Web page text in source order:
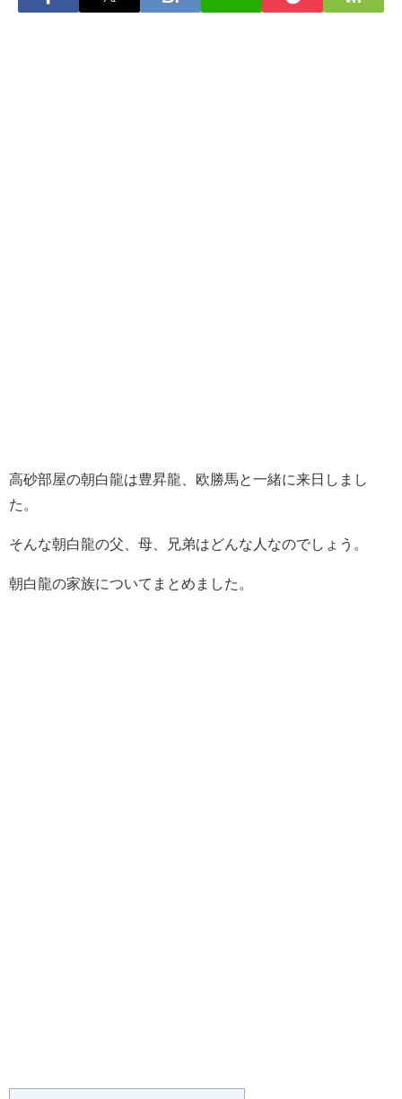
高砂部屋の朝白龍は豊昇龍、欧勝馬と一緒に来日しまし
た。
そんな朝白龍の父、母、兄弟はどんな人なのでしょう。
朝白龍の家族についてまとめました。